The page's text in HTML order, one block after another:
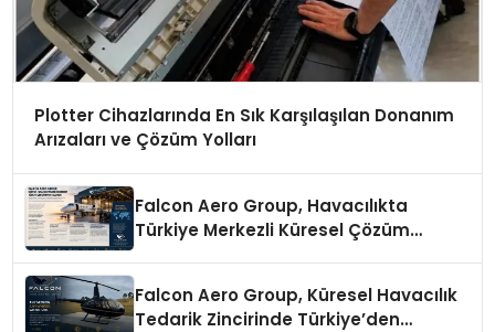
Plotter Cihazlarında En Sık Karşılaşılan Donanım
Arızaları ve Çözüm Yolları
Falcon Aero Group, Havacılıkta
Türkiye Merkezli Küresel Çözüm
Falcon Aero Group, Küresel Havacılık
Tedarik Zincirinde Türkiye’den